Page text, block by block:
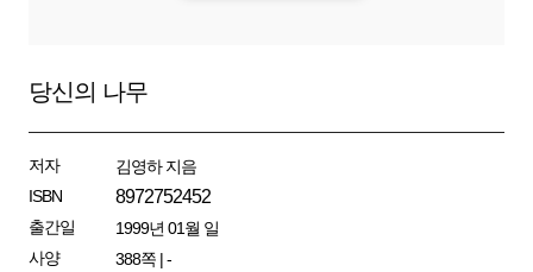
당신의 나무
저자
김영하 지음
ISBN
8972752452
출간일
1999년 01월 일
사양
388쪽 | -